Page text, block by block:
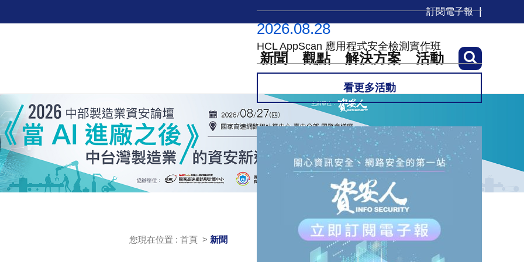
訂閱電子報
新聞 觀點 解決方案 活動
您現在位置 : 首頁 > 新聞
2026.08.28
HCL AppScan 應用程式安全檢測實作班
看更多活動